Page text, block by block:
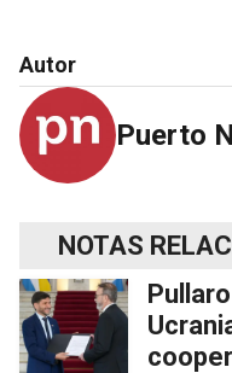
Autor
Puerto
NOTAS